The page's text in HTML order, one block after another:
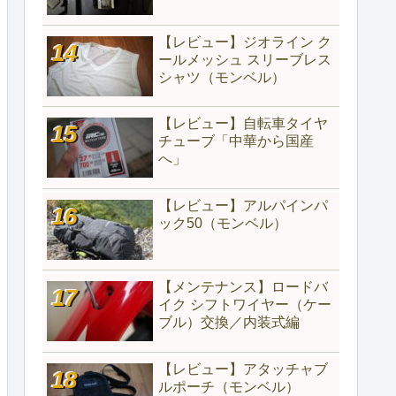
【レビュー】ジオライン ク
ールメッシュ スリーブレス
シャツ（モンベル）
【レビュー】自転車タイヤ
チューブ「中華から国産
へ」
【レビュー】アルパインパ
ック50（モンベル）
【メンテナンス】ロードバ
イク シフトワイヤー（ケー
ブル）交換／内装式編
【レビュー】アタッチャブ
ルポーチ（モンベル）